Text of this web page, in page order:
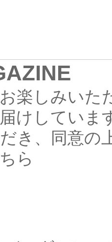
楽しみいた
けしていま
き、同意の
ら